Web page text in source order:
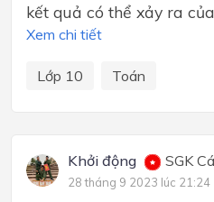
kết quả có thể xảy ra
Xem chi tiết
Lớp 10 Toán
Khởi động SGK
28 tháng 9 2023 lúc 21:24